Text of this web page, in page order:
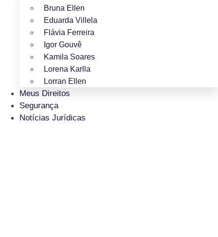
Bruna Ellen
Eduarda Villela
Flávia Ferreira
Igor Gouvê
Kamila Soares
Lorena Karlla
Lorran Ellen
Meus Direitos
Segurança
Notícias Jurídicas